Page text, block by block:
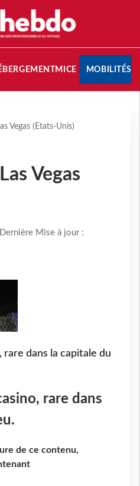
MICE MOBILITÉS
Vegas (Etats-Unis)
Vegas
Mise à jour :
rare dans la capitale du
rare dans
de ce contenu,